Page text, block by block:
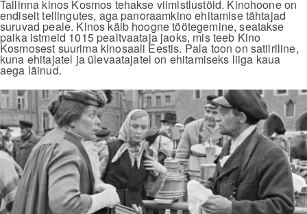
Tallinna kinos Kosmos tehakse viimistlustöid. Kinohoone on
endiselt tellingutes, aga panoraamkino ehitamise tähtajad
suruvad peale. Kinos käib hoogne töötegemine, seatakse
paika istmeid 1015 pealtvaataja jaoks, mis teeb Kino
Kosmosest suurima kinosaali Eestis. Pala toon on satiiriline,
kuna ehitajatel ja ülevaatajatel on ehitamiseks liiga kaua
aega läinud.